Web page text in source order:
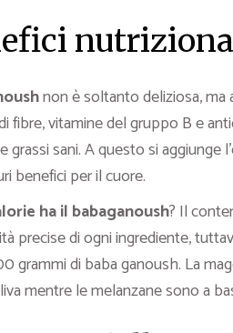
non è soltanto deliziosa,
fibre, vitamine del gruppo B e
grassi sani. A questo si aggiunge
benefici per il cuore.
ha il babaganoush? Il
precise di ogni ingrediente,
grammi di baba ganoush. La
mentre le melanzane sono a